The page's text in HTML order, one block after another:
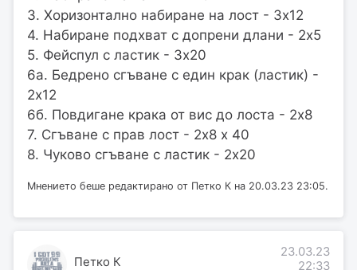
3. Хоризонтално набиране на лост - 3х12
4. Набиране подхват с допрени длани - 2х5
5. Фейспул с ластик - 3х20
6а. Бедрено сгъване с един крак (ластик) -
2х12
6б. Повдигане крака от вис до лоста - 2х8
7. Сгъване с прав лост - 2х8 х 40
8. Чуково сгъване с ластик - 2х20
Мнението беше редактирано от Петко К на 20.03.23 23:05.
Петко К
23.03.23
22:33